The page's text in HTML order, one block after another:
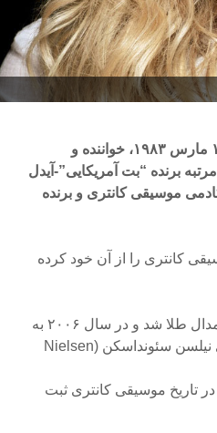
خانم کاری ماری آندروود (Carrie Marie Underwood) متولد ۱۰ مارس ۱۹۸۳، خواننده و
برنده “بت آمریکایی”-آیدل
موسیقی کانتری و برنده
کانتری را از آن خود کرده
اولین آلبوم وی “چندین قلب”(Some Hearts) هفت مرتبه دارنده مدال طلا شد و در سال ۲۰۰۶ به
عنوان سریعترین فروش آلبوم موسیقی کانتری را در تاریخ نگاری نیلسن سئونداسکن (Nielsen
زن در تاریخ موسیقی کانتری ثبت